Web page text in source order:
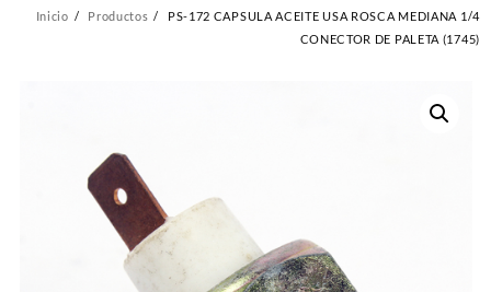
Inicio Productos
PS-172 CAPSULA ACEITE USA ROSCA MEDIANA 1/4
CONECTOR DE PALETA (1745)